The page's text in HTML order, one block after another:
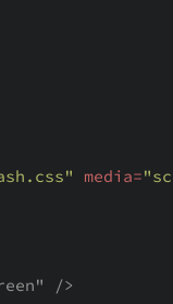
media=
/>